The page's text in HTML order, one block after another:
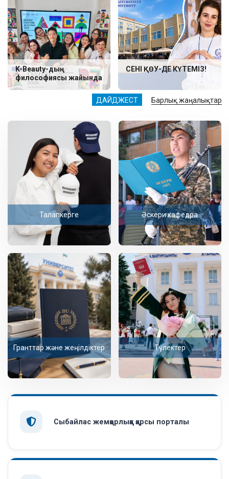
ДАЙДЖЕСТ Барлық жаңалықтар
K-Beauty-дың
философиясы жайында
СЕНІ ҚӨУ-ДЕ КҮТЕМІЗ!
Талапкерге Әскери кафедра
Гранттар және жеңілдіктер Түлектер
Сыбайлас жемқорлыққа қарсы порталы